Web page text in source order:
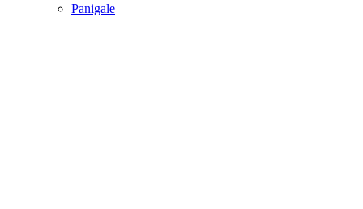
Panigale